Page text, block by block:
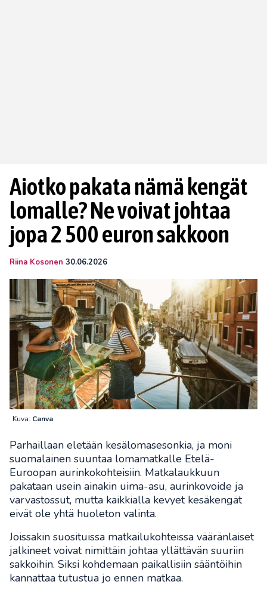
Aiotko pakata nämä kengät
lomalle? Ne voivat johtaa
jopa 2 500 euron sakkoon
Riina Kosonen 30.06.2026
Kuva: Canva
Parhaillaan eletään kesälomasesonkia, ja moni
suomalainen suuntaa lomamatkalle Etelä-
Euroopan aurinkokohteisiin. Matkalaukkuun
pakataan usein ainakin uima-asu, aurinkovoide ja
varvastossut, mutta kaikkialla kevyet kesäkengät
eivät ole yhtä huoleton valinta.
Joissakin suosituissa matkailukohteissa vääränlaiset
jalkineet voivat nimittäin johtaa yllättävän suuriin
sakkoihin. Siksi kohdemaan paikallisiin sääntöihin
kannattaa tutustua jo ennen matkaa.